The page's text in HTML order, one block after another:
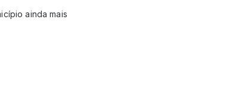
ainda mais